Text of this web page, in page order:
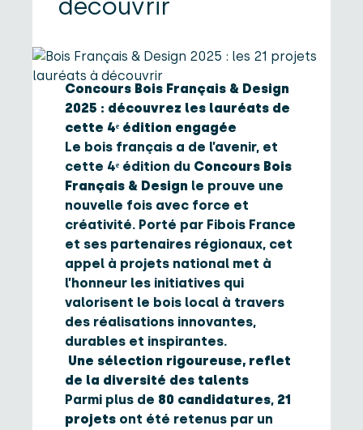
découvrir
Concours Bois Français & Design
2025 : découvrez les lauréats de
cette 4ᵉ édition engagée
Le bois français a de l’avenir, et
cette 4ᵉ édition du Concours Bois
Français & Design le prouve une
nouvelle fois avec force et
créativité. Porté par Fibois France
et ses partenaires régionaux, cet
appel à projets national met à
l’honneur les initiatives qui
valorisent le bois local à travers
des réalisations innovantes,
durables et inspirantes.
Une sélection rigoureuse, reflet
de la diversité des talents
Parmi plus de 80 candidatures, 21
projets ont été retenus par un